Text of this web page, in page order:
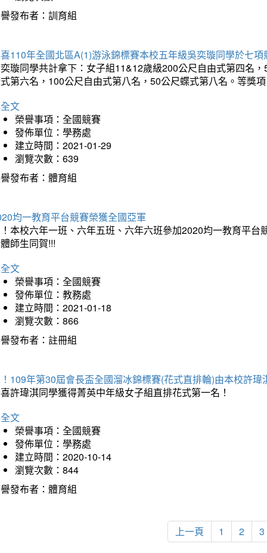
發布者：訓育組
110年全國北區A(1)游泳錦標賽本校五年級吳奕璇同學於七
璇同學共計拿下：女子組11&12歲級200公尺自由式第四名
第六名，100公尺自由式第八名，50公尺蝶式第八名。等獎
文
榮譽事項：全國競賽
發佈單位：學務處
建立時間：2021-01-29
瀏覽次數：639
發布者：體育組
均一教育平台競賽榮獲全國亞軍
本校六年一班、六年五班、六年六班參加2020均一教育平
師生同賀!!!
文
榮譽事項：全國競賽
發佈單位：教務處
建立時間：2021-01-18
瀏覽次數：866
發布者：註冊組
109年第30屆會長盃全國溜冰錦標賽(花式直排輪)由本校許瑋
許瑋淇同學獲得菁英中年級女子組直排花式第一名！
文
榮譽事項：全國競賽
發佈單位：學務處
建立時間：2020-10-14
瀏覽次數：844
發布者：體育組
上一頁 1 2 3